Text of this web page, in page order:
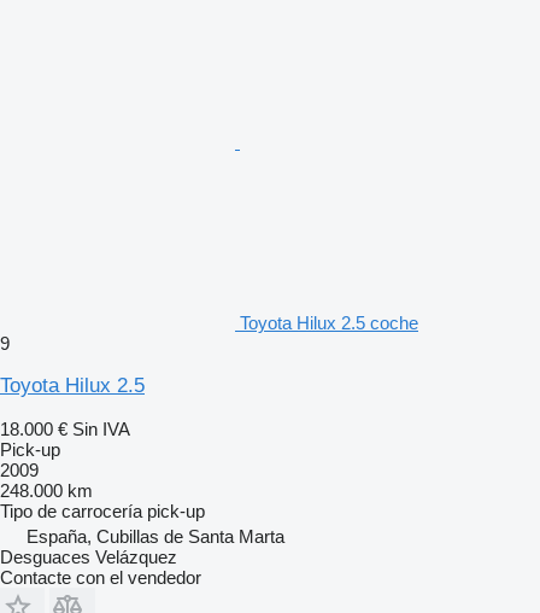
Toyota Hilux 2.5 coche
9
Toyota Hilux 2.5
18.000 € Sin IVA
Pick-up
2009
248.000 km
Tipo de carrocería pick-up
España, Cubillas de Santa Marta
Desguaces Velázquez
Contacte con el vendedor